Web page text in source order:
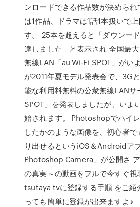
ンロードできる作品数が決められ
は1作品、ドラマは1話1本扱いで
す。 25本を超えると「ダウンー
達しました」と表示され 全国最
無線LAN「au Wi-Fi SPOT」がい
が2011年夏モデル発表会で、3G
能な利用料無料の公衆無線LANサ
SPOT」を発表しましたが、いよ
始されます。 Photoshopでハイ
したかのような画像を、初心者
り出せるというiOS＆Androidア
Photoshop Camera」が公開さ
の真実～の動画をフルで今すぐ視
tsutaya tvに登録する手順 をご紹
っても簡単に登録が出来ますよ♪